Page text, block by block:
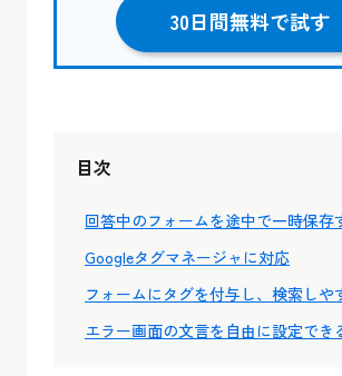
30日間無料で試す
目次
回答中のフォームを途中で一時保存
Googleタグマネージャに対応
フォームにタグを付与し、検索しや
エラー画面の文言を自由に設定でき